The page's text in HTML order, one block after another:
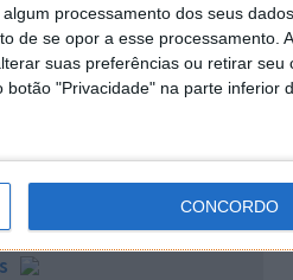
processamento dos seus
de se opor a esse processamento.
suas preferências ou retirar seu
"Privacidade" na parte inferior
CONCORDO
patches já corrigiu mais de
um programa que
sem certas restrições